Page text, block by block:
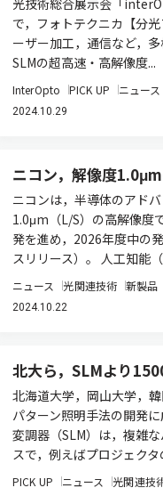
光技術総合展示会「
で，フォトテクニカ【分
ーザー加工，通信など，
SLMの超高速・高解像度...
InterOpto PICK UP ニュース
2024.10.29
ニコン，解像度
ニコンは，半導体のアド
1.0μm（L/S）の高解像度
発を進め，2026年度中の
スリリース）。 人工知能
ニュース 光関連技術 新製品
2024.10.22
北大ら，SLMより
北海道大学，岡山大学，
パターン照明手法の開発
変調器（SLM）は，複雑
スで，例えばプロジェクタ
PICK UP ニュース 光関連技